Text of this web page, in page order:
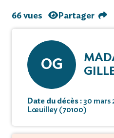
66 vues Partager
OG
Date du décès :30 mars
Lœuilley (70100)